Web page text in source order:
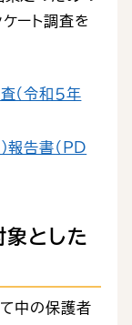
ート調査を
（令和５年
報告書（PD
象とした
中の保護者